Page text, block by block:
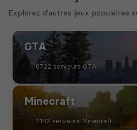
Explorez d'autres jeux populaires
GTA
8722 serveurs GTA
Minecraft
2142 serveurs Minecraft